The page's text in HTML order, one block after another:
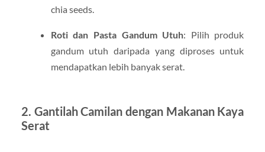
chia seeds.
Roti dan Pasta Gandum Utuh: Pilih produk
gandum utuh daripada yang diproses untuk
mendapatkan lebih banyak serat.
2. Gantilah Camilan dengan Makanan Kaya
Serat